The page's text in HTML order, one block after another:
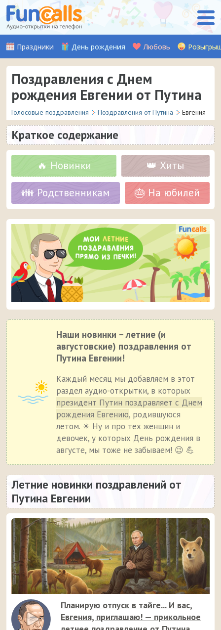
Праздники День рождения Любовь
Поздравления с Днем
рождения Евгении от Путина
Голосовые поздравления Поздравления от Путина Евгения
Краткое содержание
🔥 Новинки 👑 Хиты
👪 Родственникам 🎂 На юбилей
Наши новинки – летние (и
августовские) поздравления от
Путина Евгении!
Каждый месяц мы добавляем в этот
раздел аудио-открытки, в которых
президент Путин поздравляет с Днем
рождения Евгению, родившуюся
летом. ☀ Ну и про тех женщин и
девочек, у которых День рождения в
августе, мы тоже не забываем! 😉 💪
Летние новинки поздравлений от
Путина Евгении
Планирую отпуск в тайге... И вас,
Евгения, приглашаю! — прикольное